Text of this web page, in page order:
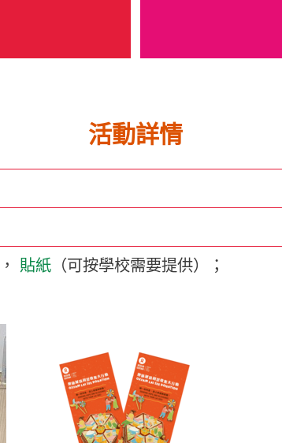
活動詳情
， 貼紙 （可按學校需要提供）；